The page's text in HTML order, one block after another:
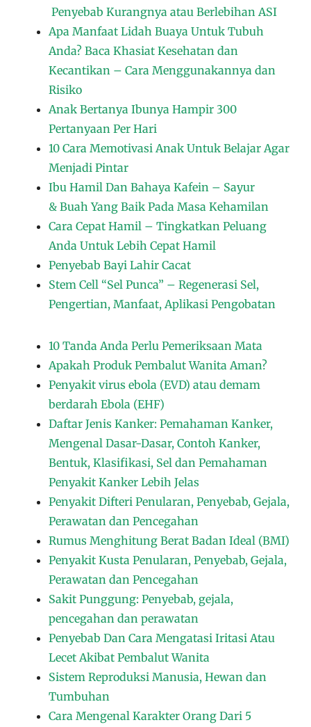
Penyebab Kurangnya atau Berlebihan ASI
Apa Manfaat Lidah Buaya Untuk Tubuh
Anda? Baca Khasiat Kesehatan dan
Kecantikan – Cara Menggunakannya dan
Risiko
Anak Bertanya Ibunya Hampir 300
Pertanyaan Per Hari
10 Cara Memotivasi Anak Untuk Belajar Agar
Menjadi Pintar
Ibu Hamil Dan Bahaya Kafein – Sayur
& Buah Yang Baik Pada Masa Kehamilan
Cara Cepat Hamil – Tingkatkan Peluang
Anda Untuk Lebih Cepat Hamil
Penyebab Bayi Lahir Cacat
Stem Cell “Sel Punca” – Regenerasi Sel,
Pengertian, Manfaat, Aplikasi Pengobatan
10 Tanda Anda Perlu Pemeriksaan Mata
Apakah Produk Pembalut Wanita Aman?
Penyakit virus ebola (EVD) atau demam
berdarah Ebola (EHF)
Daftar Jenis Kanker: Pemahaman Kanker,
Mengenal Dasar-Dasar, Contoh Kanker,
Bentuk, Klasifikasi, Sel dan Pemahaman
Penyakit Kanker Lebih Jelas
Penyakit Difteri Penularan, Penyebab, Gejala,
Perawatan dan Pencegahan
Rumus Menghitung Berat Badan Ideal (BMI)
Penyakit Kusta Penularan, Penyebab, Gejala,
Perawatan dan Pencegahan
Sakit Punggung: Penyebab, gejala,
pencegahan dan perawatan
Penyebab Dan Cara Mengatasi Iritasi Atau
Lecet Akibat Pembalut Wanita
Sistem Reproduksi Manusia, Hewan dan
Tumbuhan
Cara Mengenal Karakter Orang Dari 5